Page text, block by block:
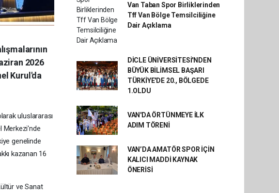
2026
Kurul'da
uluslararası
Merkezi'nde
genelinde
kazanan 16
ve Sanat
Van Taban Spor Birliklerinden
Tff Van Bölge Temsilciliğine
Dair Açıklama
DİCLE ÜNİVERSİTESİ'NDEN
BÜYÜK BİLİMSEL BAŞARI
TÜRKİYE'DE 20., BÖLGEDE
1.OLDU
VAN'DA ÖRTÜNMEYE İLK
ADIM TÖRENİ
VAN’DA AMATÖR SPOR İÇİN
KALICI MADDİ KAYNAK
ÖNERİSİ